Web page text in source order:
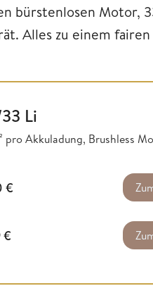
bürstenlosen Motor,
Alles zu einem fairen
Li
pro Akkuladung, Brushless
€
€